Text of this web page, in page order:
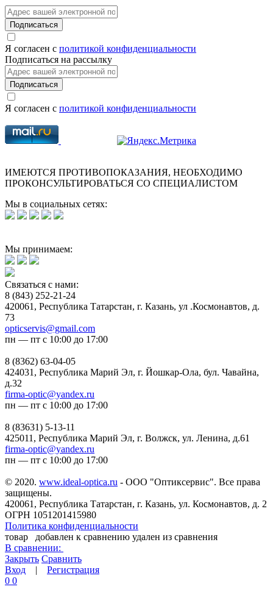
Подписаться
Я согласен с политикой конфиденциальности
Подписаться на рассылку
Подписаться
Я согласен с политикой конфиденциальности
ИМЕЮТСЯ ПРОТИВОПОКАЗАНИЯ, НЕОБХОДИМО
ПРОКОНСУЛЬТИРОВАТЬСЯ СО СПЕЦИАЛИСТОМ
Мы в социальных сетях:
Мы принимаем:
Связаться с нами:
8 (843) 252-21-24
420061, Республика Татарстан, г. Казань, ул .Космонавтов, д.
73
opticservis@gmail.com
пн — пт с 10:00 до 17:00
8 (8362) 63-04-05
424031, Республика Марий Эл, г. Йошкар-Ола, бул. Чавайна,
д.32
firma-optic@yandex.ru
пн — пт с 10:00 до 17:00
8 (83631) 5-13-11
425011, Республика Марий Эл, г. Волжск, ул. Ленина, д.61
firma-optic@yandex.ru
пн — пт с 10:00 до 17:00
© 2020. www.ideal-optica.ru - ООО "Оптиксервис". Все права
защищены.
420061, Республика Татарстан, г. Казань, ул. Космонавтов, д. 2
ОГРН 1051201415980
Политика конфиденциальности
товар
добавлен к сравнению удален из сравнения
В сравнении:
Закрыть Сравнить
Вход | Регистрация
0 0